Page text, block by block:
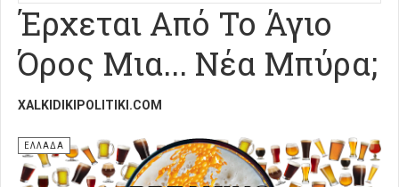
Έρχεται Από Το Άγιο
Όρος Μια... Νέα Μπύρα;
XALKIDIKIPOLITIKI.COM
ΕΛΛΑΔΑ